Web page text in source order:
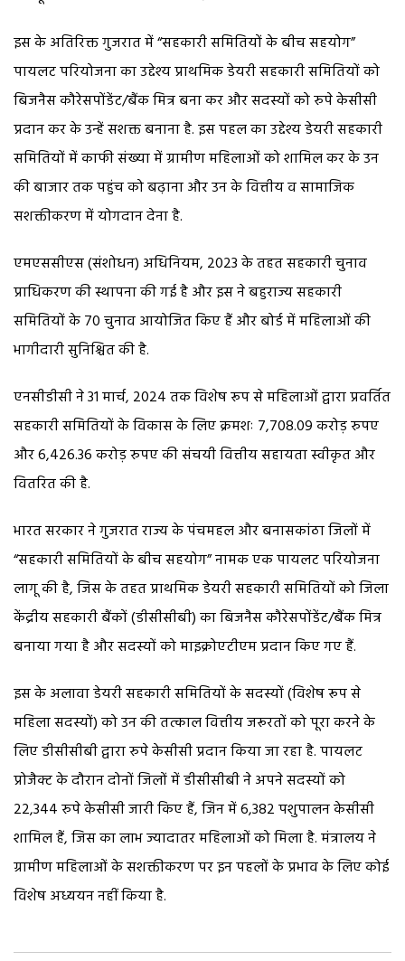
इस के अतिरिक्त गुजरात में “सहकारी समितियों के बीच सहयोग”
पायलट परियोजना का उद्देश्य प्राथमिक डेयरी सहकारी समितियों को
बिजनैस कौरेसपोंडेंट/बैंक मित्र बना कर और सदस्यों को रुपे केसीसी
प्रदान कर के उन्हें सशक्त बनाना है. इस पहल का उद्देश्य डेयरी सहकारी
समितियों में काफी संख्या में ग्रामीण महिलाओं को शामिल कर के उन
की बाजार तक पहुंच को बढ़ाना और उन के वित्तीय व सामाजिक
सशक्तीकरण में योगदान देना है.
एमएससीएस (संशोधन) अधिनियम, 2023 के तहत सहकारी चुनाव
प्राधिकरण की स्थापना की गई है और इस ने बहुराज्य सहकारी
समितियों के 70 चुनाव आयोजित किए हैं और बोर्ड में महिलाओं की
भागीदारी सुनिश्चित की है.
एनसीडीसी ने 31 मार्च, 2024 तक विशेष रूप से महिलाओं द्वारा प्रवर्तित
सहकारी समितियों के विकास के लिए क्रमशः 7,708.09 करोड़ रुपए
और 6,426.36 करोड़ रुपए की संचयी वित्तीय सहायता स्वीकृत और
वितरित की है.
भारत सरकार ने गुजरात राज्य के पंचमहल और बनासकांठा जिलों में
“सहकारी समितियों के बीच सहयोग” नामक एक पायलट परियोजना
लागू की है, जिस के तहत प्राथमिक डेयरी सहकारी समितियों को जिला
केंद्रीय सहकारी बैंकों (डीसीसीबी) का बिजनैस कौरेसपोंडेंट/बैंक मित्र
बनाया गया है और सदस्यों को माइक्रोएटीएम प्रदान किए गए हैं.
इस के अलावा डेयरी सहकारी समितियों के सदस्यों (विशेष रूप से
महिला सदस्यों) को उन की तत्काल वित्तीय जरूरतों को पूरा करने के
लिए डीसीसीबी द्वारा रुपे केसीसी प्रदान किया जा रहा है. पायलट
प्रोजैक्ट के दौरान दोनों जिलों में डीसीसीबी ने अपने सदस्यों को
22,344 रुपे केसीसी जारी किए हैं, जिन में 6,382 पशुपालन केसीसी
शामिल हैं, जिस का लाभ ज्यादातर महिलाओं को मिला है. मंत्रालय ने
ग्रामीण महिलाओं के सशक्तीकरण पर इन पहलों के प्रभाव के लिए कोई
विशेष अध्ययन नहीं किया है.